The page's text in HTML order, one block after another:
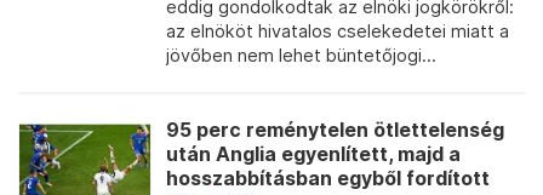
eddig gondolkodtak az elnöki jogkörökről:
az elnököt hivatalos cselekedetei miatt a
jövőben nem lehet büntetőjogi...
95 perc reménytelen ötlettelenség
után Anglia egyenlített, majd a
hosszabbításban egyből fordított